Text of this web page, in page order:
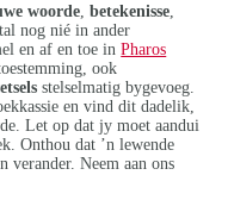
woorde ,betekenisse
nog nié in ander
en af en toe inPharos
ook
stelselmatig bygevoeg.
en vind dit dadelik,
Let op dat jy moet aandui
Onthou dat ’n lewende
verander. Neem aan ons